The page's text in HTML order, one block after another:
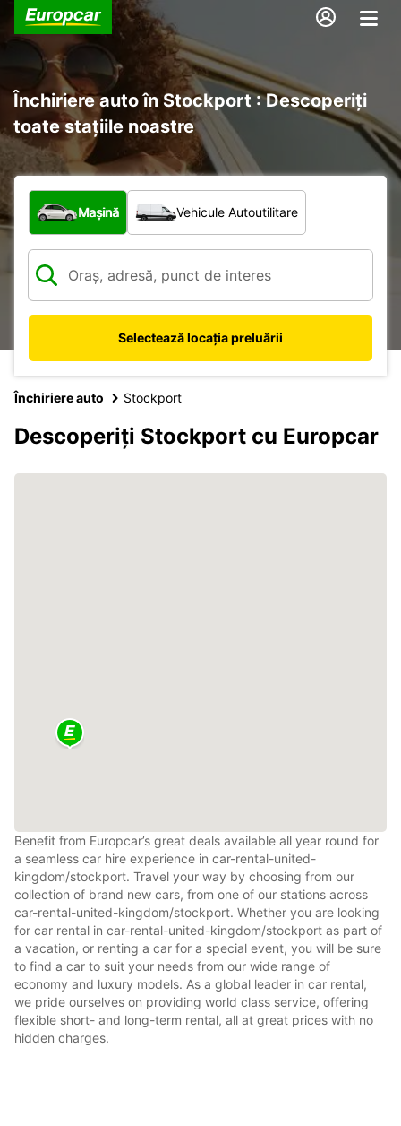
Închiriere auto în Stockport : Descoperiți
toate stațiile noastre
Ce tip de vehicul?
Mașină Vehicule Autoutilitare
Selectează locația preluării
Închiriere auto Stockport
Descoperiți Stockport cu Europcar
Benefit from Europcar’s great deals available all year round for
a seamless car hire experience in car-rental-united-
kingdom/stockport. Travel your way by choosing from our
collection of brand new cars, from one of our stations across
car-rental-united-kingdom/stockport. Whether you are looking
for car rental in car-rental-united-kingdom/stockport as part of
a vacation, or renting a car for a special event, you will be sure
to find a car to suit your needs from our wide range of
economy and luxury models. As a global leader in car rental,
we pride ourselves on providing world class service, offering
flexible short- and long-term rental, all at great prices with no
hidden charges.